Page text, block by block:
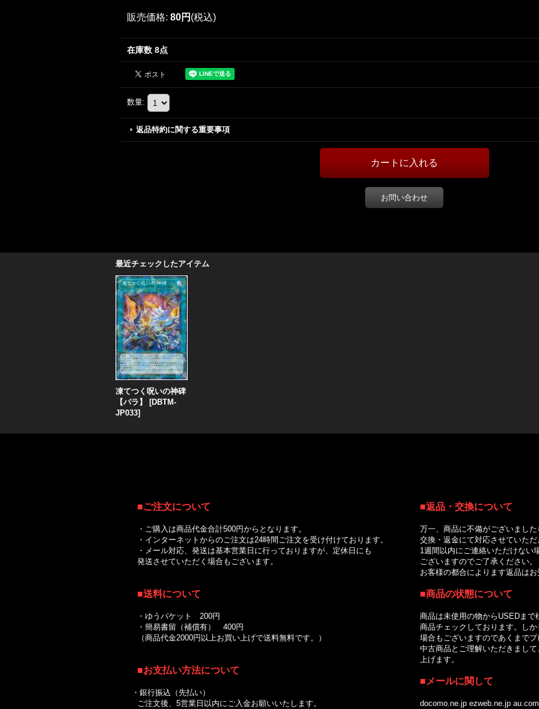
販売価格: 80円 (税込)
在庫数 8点
数量:
返品特約に関する重要事項
お問い合わせ
最近チェックしたアイテム
凍てつく呪いの神碑
【パラ】
[DBTM-
JP033]
■ご注文について
・ご購入は商品代金合計500円からとなります。
・インターネットからのご注文は24時間ご注文を受け付けております。
・メール対応、発送は基本営業日に行っておりますが、定休日にも
発送させていただく場合もございます。
■返品・交換について
万一、商品に不備がございました
交換・返金にて対応させていただ
1週間以内にご連絡いただけない
ございますのでご了承ください。
お客様の都合によります返品はお
■送料について
・ゆうパケット 200円
・簡易書留（補償有） 400円
（商品代金2000円以上お買い上げで送料無料です。）
■お支払い方法について
・銀行振込（先払い）
ご注文後、5営業日以内にご入金お願いいたします。
■商品の状態について
商品は未使用の物からUSEDまで
商品チェックしております。しか
場合もございますのであくまでプ
中古商品とご理解いただきまして
上げます。
■メールに関して
docomo.ne.jp ezweb.ne.jp au.com